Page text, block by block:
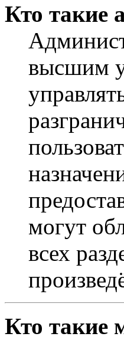
Кто такие
высшим
могут
всех
Кто такие